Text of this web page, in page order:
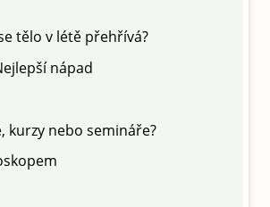
tělo v létě přehřívá?
nápad
kurzy nebo semináře?